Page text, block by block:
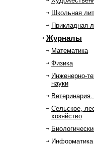
Школьная
Прикладная
Журналы
Математика
Физика
Инженерно-
науки
Сельское,
хозяйство
Информатика